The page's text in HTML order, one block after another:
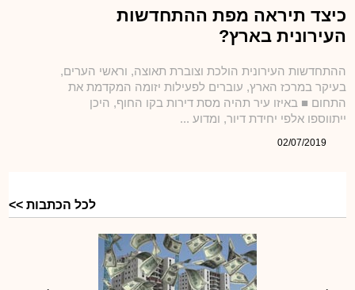
כיצד תיראה מפת ההתחדשות
העירונית בארץ?
ההתחדשות העירונית הולכת וצוברת תאוצה, וראשי הערים,
בעיקר במרכז הארץ, עוברים לפעילות יזומה המקדמת את
התחום ■ באיזו עיר תהיה מסת דירות בקו החוף, היכן
ייתווספו אלפי יחידת דיור, ומדוע ...
02/07/2019
לכל הכתבות >>